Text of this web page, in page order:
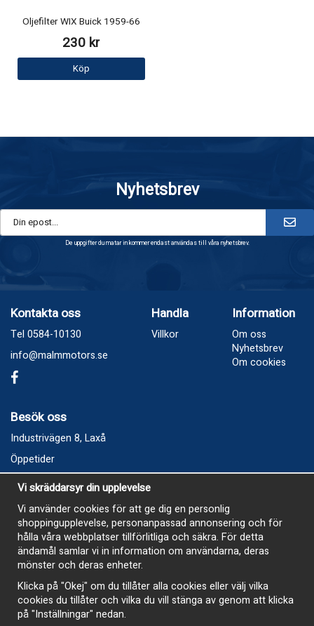
Oljefilter WIX Buick 1959-66
230 kr
Köp
Nyhetsbrev
De uppgifter du matar in kommer endast användas till våra nyhetsbrev.
Kontakta oss
Tel 0584-10130
info@malmmotors.se
Handla
Villkor
Information
Om oss
Nyhetsbrev
Om cookies
Besök oss
Industrivägen 8, Laxå
Öppetider
Vecka 32
Måndag kl 9-12, kl 13 - 15
Onsdag kl 9-12, kl 13 - 15
Tisdag, Tordag och Fredag stängt
E-Handelsbutiken är öppen och paket skickas hela
sommaren
Vi skräddarsyr din upplevelse
Vi använder cookies för att ge dig en personlig
shoppingupplevelse, personanpassad annonsering och för
hålla våra webbplatser tillförlitliga och säkra. För detta
ändamål samlar vi in information om användarna, deras
mönster och deras enheter.
Klicka på "Okej" om du tillåter alla cookies eller välj vilka
cookies du tillåter och vilka du vill stänga av genom att klicka
på "Inställningar" nedan.